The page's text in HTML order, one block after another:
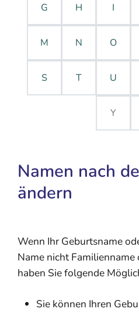
G H I
M N O
S T U
Y
Namen nach
ändern
Wenn Ihr Geburtsname
Name nicht Familienname
haben Sie folgende
Sie können Ihren